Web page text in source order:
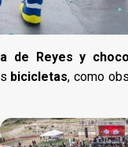
de Reyes y
bicicletas, como